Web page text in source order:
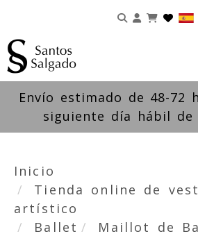
Envío estimado de 48-72
siguiente día hábil de
Inicio
Tienda online de
artístico
Ballet
Maillot de